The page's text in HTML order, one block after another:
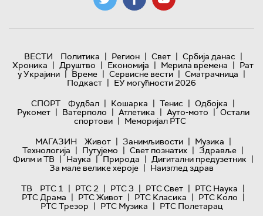
ВЕСТИ Политика | Регион | Свет | Србија данас |
Хроника | Друштво | Економија | Мерила времена | Рат
у Украјини | Време | Сервисне вести | Сматрачница |
Подкаст | ЕУ могућности 2026
СПОРТ
Фудбал | Кошарка | Тенис | Одбојка |
Рукомет | Ватерполо | Атлетика | Ауто-мото | Остали
спортови | Меморијал РТС
МАГАЗИН
Живот | Занимљивости | Музика |
Технологијa | Путујемо | Свет познатих | Здравље |
Филм и ТВ | Наука | Природа | Дигитални предузетник |
За мале велике хероје | Наизглед здрав
ТВ
РТС 1 | РТС 2 | РТС 3 | РТС Свет | РТС Наука |
РТС Драма | РТС Живот | РТС Класика | РТС Коло |
РТС Трезор | РТС Музика | РТС Полетарац